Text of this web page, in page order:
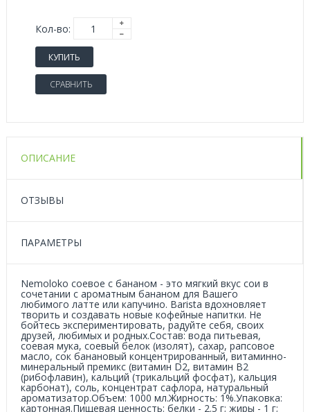
Кол-во:
КУПИТЬ
СРАВНИТЬ
ОПИСАНИЕ
ОТЗЫВЫ
ПАРАМЕТРЫ
Nemoloko соевое с бананом - это мягкий вкус сои в
сочетании с ароматным бананом для Вашего
любимого латте или капучино. Barista вдохновляет
творить и создавать новые кофейные напитки. Не
бойтесь экспериментировать, радуйте себя, своих
друзей, любимых и родных.Состав: вода питьевая,
соевая мука, соевый белок (изолят), сахар, рапсовое
масло, сок банановый концентрированный, витаминно-
минеральный премикс (витамин D2, витамин В2
(рибофлавин), кальций (трикальций фосфат), кальция
карбонат), соль, концентрат сафлора, натуральный
ароматизатор.Объем: 1000 мл.Жирность: 1%.Упаковка:
картонная.Пищевая ценность: белки - 2.5 г; жиры - 1 г;